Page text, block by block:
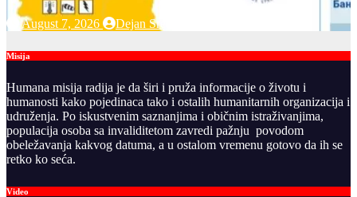
August 7, 2026 Dejan Sretenovic
Misija
Humana misija radija je da širi i pruža informacije o životu i
humanosti kako pojedinaca tako i ostalih humanitarnih organizacija i
udruženja. Po iskustvenim saznanjima i običnim istraživanjima,
populacija osoba sa invaliditetom zavredi pažnju povodom
obeležavanja kakvog datuma, a u ostalom vremenu gotovo da ih se
retko ko seća.
Video